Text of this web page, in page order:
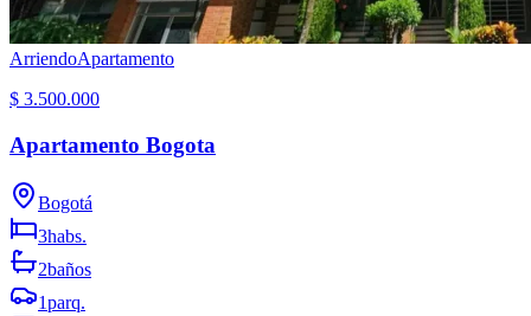
ArriendoApartamento
$ 3.500.000
Apartamento Bogota
Bogotá
3habs.
2baños
1parq.